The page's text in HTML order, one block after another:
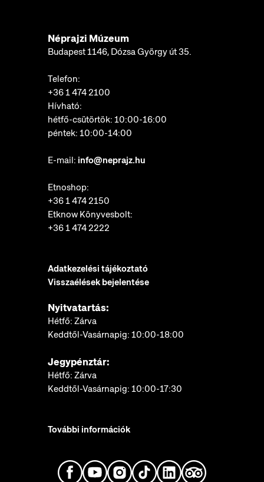
Néprajzi Múzeum
Budapest 1146, Dózsa György út 35.
Telefon:
+36 1 474 2100
Hívható:
hétfő-csütörtök: 10:00-16:00
péntek: 10:00-14:00
E-mail: info@neprajz.hu
Etnoshop:
+36 1 474 2150
Etknow Könyvesbolt:
+36 1 474 2222
Adatkezelési tájékoztató
Visszaélések bejelentése
Nyitvatartás:
Hétfő: Zárva
Keddtől-Vasárnapig: 10:00-18:00
Jegypénztár:
Hétfő: Zárva
Keddtől-Vasárnapig: 10:00-17:30
További információk